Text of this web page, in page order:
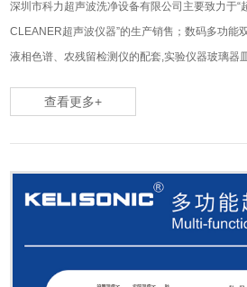
深圳市科力超声波洗净设备有限公司主要致力于“
CLEANER超声波仪器”的生产销售；数码多功能
液相色谱、农残留检测仪的配套,实验仪器玻璃器
查看更多+